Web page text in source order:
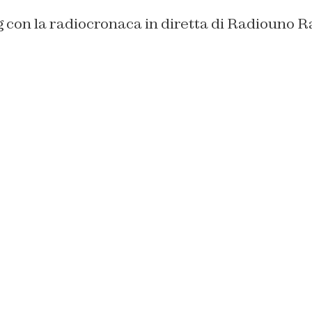
con la radiocronaca in diretta di Radiouno